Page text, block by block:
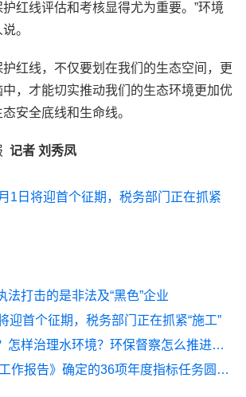
红线评估和考核显得尤为重要。”环境
。
红线，不仅要划在我们的生态空间，更
，才能切实推动我们的生态环境更加优
安全底线和生命线。
记者 刘秀凤
1日将迎首个征期，税务部门正在抓紧
法打击的是非法及“黑色”企业
迎首个征期，税务部门正在抓紧“施工”
如何保卫蓝天？怎样治理水环境？环保督察怎么推进？ 李干杰部长回应污染防治攻坚战热点问题
2017年《政府工作报告》确定的36项年度指标任务圆满完成 二氧化硫、氮氧化物分别减排8.0%和4.9%